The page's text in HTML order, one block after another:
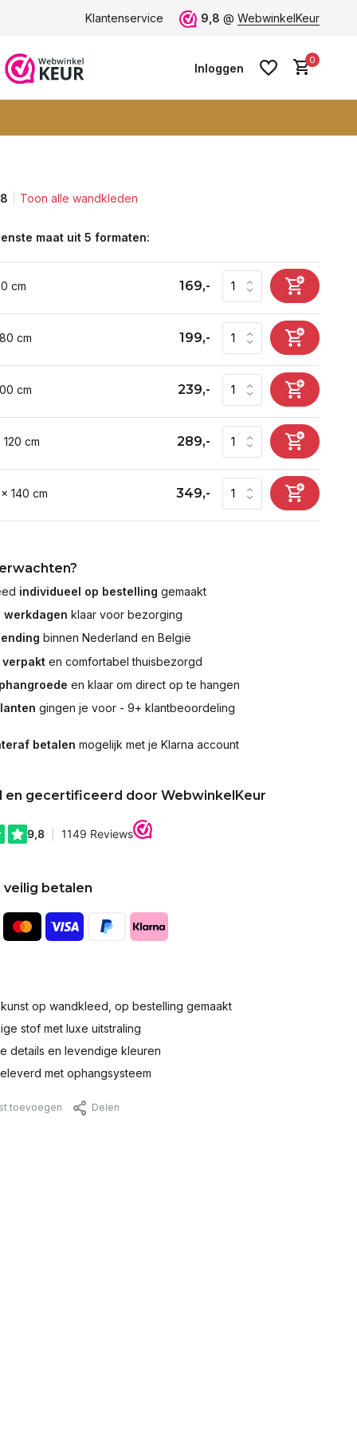
Vele blije klanten -klantbeoordeling 9+
Klantenservice 9,8 @ WebwinkelKeur
Inloggen
0
Toon alle wandkleden
maat uit 5 formaten:
cm 169,-
cm 199,-
cm 239,-
cm 289,-
140 cm 349,-
individueel op bestelling gemaakt
werkdagen klaar voor bezorging
binnen Nederland en België
en comfortabel thuisbezorgd
en klaar om direct op te hangen
gingen je voor - 9+ klantbeoordeling
betalen mogelijk met je Klarna account
en gecertificeerd door WebwinkelKeur
veilig betalen
op wandkleed, op bestelling gemaakt
stof met luxe uitstraling
details en levendige kleuren
met ophangsysteem
toevoegen Delen